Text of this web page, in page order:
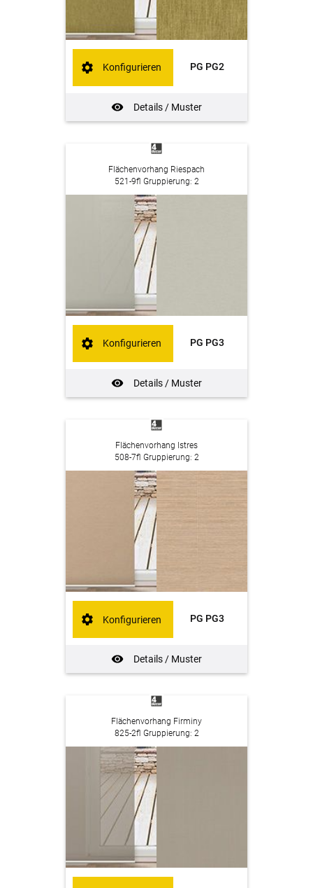
PG PG2
Details / Muster
Konfigurieren
Flächenvorhang Riespach
521-9fl Gruppierung: 2
PG PG3
Details / Muster
Konfigurieren
Flächenvorhang Istres
508-7fl Gruppierung: 2
PG PG3
Details / Muster
Konfigurieren
Flächenvorhang Firminy
825-2fl Gruppierung: 2